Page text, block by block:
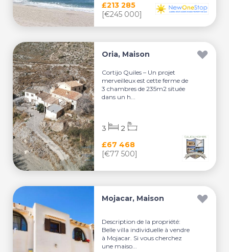
£213 285
[€245 000]
Oria, Maison
Cortijo Quiles – Un projet
merveilleux est cette ferme de
3 chambres de 235m2 située
dans un h...
£67 468
[€77 500]
3 2
Mojacar, Maison
Description de la propriété:
Belle villa individuelle à vendre
à Mojacar. Si vous cherchez
une maiso...